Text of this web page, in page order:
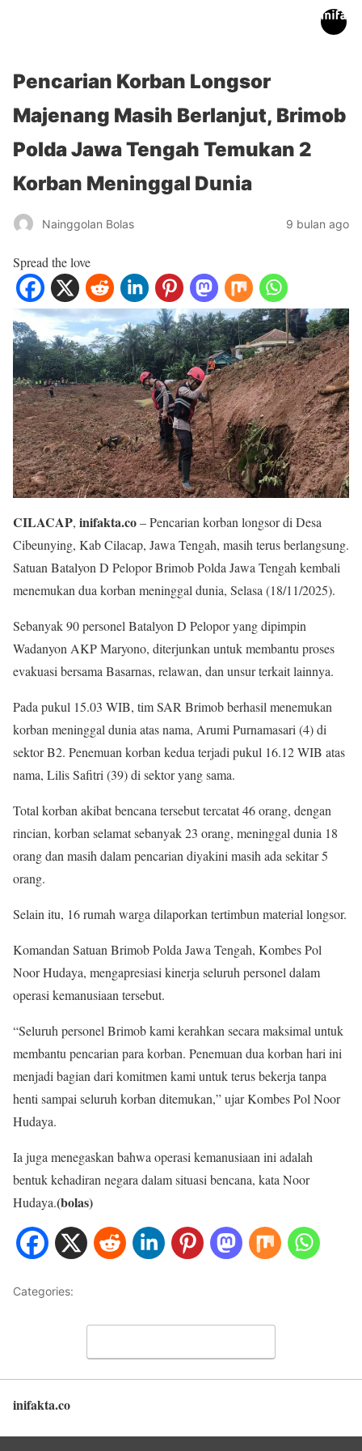
Pencarian Korban Longsor
Majenang Masih Berlanjut, Brimob
Polda Jawa Tengah Temukan 2
Korban Meninggal Dunia
Nainggolan Bolas 9 bulan ago
Spread the love
CILACAP, inifakta.co– Pencarian korban longsor di Desa
Cibeunying, Kab Cilacap, Jawa Tengah, masih terus berlangsung.
Satuan Batalyon D Pelopor Brimob Polda Jawa Tengah kembali
menemukan dua korban meninggal dunia, Selasa (18/11/2025).
Sebanyak 90 personel Batalyon D Pelopor yang dipimpin
Wadanyon AKP Maryono, diterjunkan untuk membantu proses
evakuasi bersama Basarnas, relawan, dan unsur terkait lainnya.
Pada pukul 15.03 WIB, tim SAR Brimob berhasil menemukan
korban meninggal dunia atas nama, Arumi Purnamasari (4) di
sektor B2. Penemuan korban kedua terjadi pukul 16.12 WIB atas
nama, Lilis Safitri (39) di sektor yang sama.
Total korban akibat bencana tersebut tercatat 46 orang, dengan
rincian, korban selamat sebanyak 23 orang, meninggal dunia 18
orang dan masih dalam pencarian diyakini masih ada sekitar 5
orang.
Selain itu, 16 rumah warga dilaporkan tertimbun material longsor.
Komandan Satuan Brimob Polda Jawa Tengah, Kombes Pol
Noor Hudaya, mengapresiasi kinerja seluruh personel dalam
operasi kemanusiaan tersebut.
“Seluruh personel Brimob kami kerahkan secara maksimal untuk
membantu pencarian para korban. Penemuan dua korban hari ini
menjadi bagian dari komitmen kami untuk terus bekerja tanpa
henti sampai seluruh korban ditemukan,” ujar Kombes Pol Noor
Hudaya.
Ia juga menegaskan bahwa operasi kemanusiaan ini adalah
bentuk kehadiran negara dalam situasi bencana, kata Noor
Hudaya.(bolas)
Categories:
inifakta.co